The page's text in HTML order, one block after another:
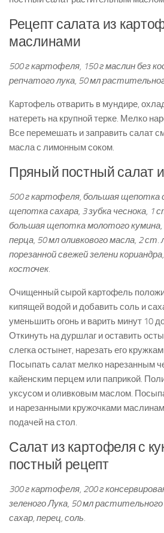
Рецепт салата из
маслинами
500 г картофеля, 150 г маслин без
репчатого лука, 50 мл
Картофель отварить в мундире,
натереть на крупной терке. Мелко
Все перемешать и заправить салат
масла с лимонным соком.
Пряный постный салат
500 г картофеля, большая щепотка
щепотка сахара, 3 зубка чеснока, 1
большая щепотка молотого кумина,
перца, 50 мл оливкового масла, 2 ст.
порезанной свежей зелени
косточек.
Очищенный сырой картофель
кипящей водой и добавить соль и
уменьшить огонь и варить минут 10
Откинуть на дуршлаг и оставить
слегка остынет, нарезать его
Посыпать салат мелко нарезанным
кайенским перцем или паприкой.
уксусом и оливковым маслом.
и нарезанными кружочками
подачей на стол.
Салат из картофеля с
постный рецепт
300 г картофеля, 200 г
зеленого Лука, 50 мл растительного
сахар, перец, соль.